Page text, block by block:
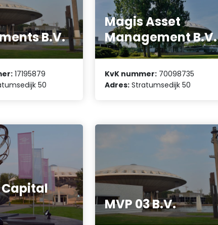
B.V.
17195879
50
Magis Asset
Management B.V.
KvK nummer: 70098735
Adres: Stratumsedijk 50
MVP 03 B.V.